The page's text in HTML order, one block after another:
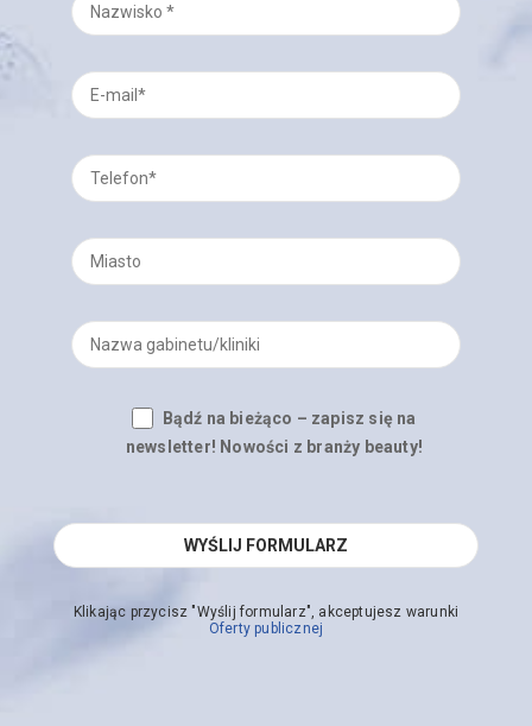
Bądź na bieżąco – zapisz się na
newsletter! Nowości z branży beauty!
Klikając przycisz "Wyślij formularz", akceptujesz warunki
Oferty publicznej